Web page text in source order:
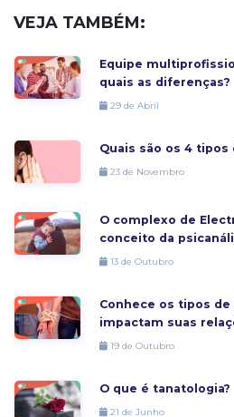
VEJA TAMBÉM:
Equipe
quais as diferenças?
29 de Abril
Quais são os 4 tipos
23 de Novembro
O complexo de
conceito da
13 de Outubro
Conhece os tipos de
impactam suas
19 de Outubro
O que é tanatologia?
21 de Junho